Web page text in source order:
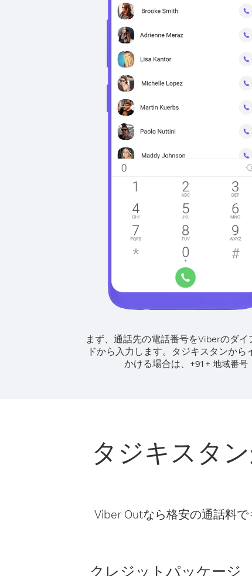
まず、通話先の電話番号をViberのダイ
ドから入力します。 タジキスタンから
かける場合は、
+91+ 地域番号
タジキスタ
Viber Outなら格安の通話料
クレジットパッケージ